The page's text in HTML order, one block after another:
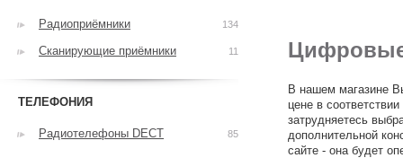
В нашем магазине
цене в
затрудняетесь
дополнительной
сайте - она будет
Радиоприёмники 134
Сканирующие приёмники 11
ТЕЛЕФОНИЯ
Радиотелефоны DECT 85